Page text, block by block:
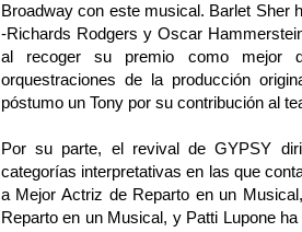
Broadway con este musical. Barlet Sher
-Richards Rodgers y Oscar
al recoger su premio como mejor
orquestraciones de la producción
póstumo un Tony por su contribución al
Por su parte, el revival de GYPSY
categorías interpretativas en las que
a Mejor Actriz de Reparto en un
Reparto en un Musical, y Patti Lupone